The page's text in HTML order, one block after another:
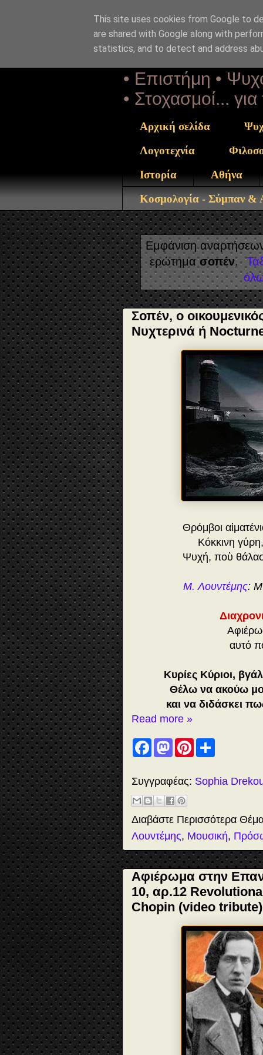
Αέναη
• Επιστήμη •
• Στοχασμοί...
Αρχική σελίδα
Λογοτεχνία
Ιστορία
Αθήνα
Κοσμολογία - Σύμπαν &
Εμφάνιση
ερώτημασοπέν.
Σοπέν, ο
Νυχτερινά ή
Θρόμβοι
Κόκκινη
Ψυχή, ποὺ
Μ. Λουντέμης:
αυτό
Κυρίες Κύριοι,
Θέλω να ακούω
και να διδάσκει
Read more »
F
a
b
o
o
k
M
a
o
o
n
P
e
t
e
Συγγραφέας: Sophia
Διαβάστε Περισσότερα
Λουντέμης, Μουσική,
Αφιέρωμα στην
10, αρ.12
Chopin (video tribute)
This site uses cookies from Google to
are shared with Google along with
statistics, and to detect and address